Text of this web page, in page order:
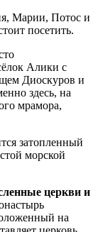
Марии, Потос и
посетить.
Алики с
Диоскуров и
здесь, на
мрамора,
затопленный
морской
церкви и
на